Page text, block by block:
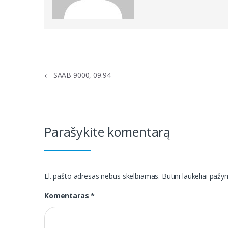
Navigacija
← SAAB 9000, 09.94 –
Parašykite komentarą
El. pašto adresas nebus skelbiamas. Būtini laukeliai
Komentaras*